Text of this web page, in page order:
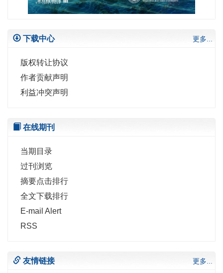
下载中心 更多...
版权转让协议
作者贡献声明
利益冲突声明
在线期刊
当期目录
过刊浏览
摘要点击排行
全文下载排行
E-mail Alert
RSS
友情链接 更多...